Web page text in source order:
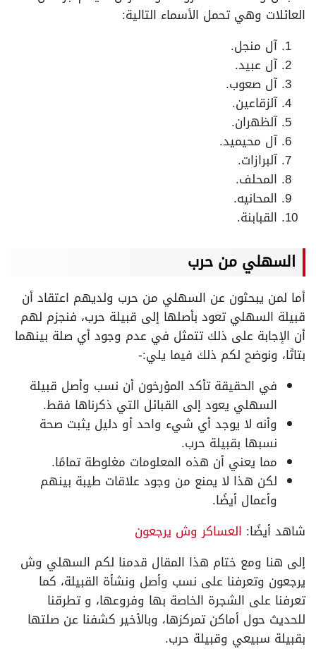
العائلات وهي تحمل الأسماء التالية:
آل منجل.
آل عبيد.
آل صعوب.
آلزقاعين.
آلظهران.
آل محيميد.
آلبرازات.
المحلف.
المحانيه.
القبابنة.
السهلي من حرب
أما لمن يبحثون عن السهلي من حرب ولديهم اعتقاد أن
قبيلة السهلي تعود بأصلها إلى قبيلة حرب، فنجزم لهم
أن الإجابة على ذلك تتمثل في عدم وجود أي صلة بينهما
بتاتًا، ونوضح لكم ذلك فيما يلي:-
في الحقيقة تأكد المؤرخون أن نسب وأصل قبيلة
السهلي يعود إلى القبائل التي ذكرناها فقط.
وأنه لا يوجد أي شيء واحد أو دليل يثبت صحة
نسبها بقبيلة حرب.
مما يعني أن هذه المعلومات مغلوطة تمامًا.
لكن هذا لا يمنع من وجود علاقات طيبة بينهم
وأعمال أيضًا.
شاهد أيضًا: العساكر وش يرجعون
إلى هنا ومع ختام هذا المقال قدمنا لكم السهلي وش
يرجعون وتعرفنا على نسب وأصل ونشأة القبيلة، كما
تعرفنا على الشجرة الخاصة بها وفروعها، و تطرقنا
للحديث حول أماكن تمركزها، وبالأخير كشفنا عن صلتها
بقبيلة سبيعي وقبيلة حرب.